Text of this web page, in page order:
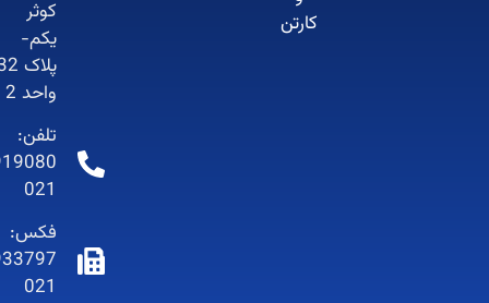
پلاک 32-
واحد 2
66919080-
فکس:
66933797-